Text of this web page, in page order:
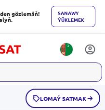
gözlemäň!
SANAWY
ÝÜKLEMEK
LOMAÝ SATMAK